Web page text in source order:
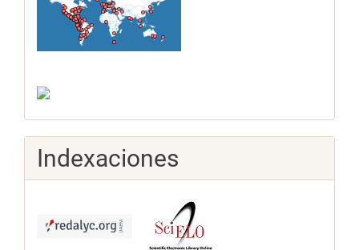
Indexaciones